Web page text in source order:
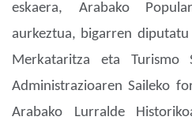
eskaera, Arabako
aurkeztua, bigarren
Merkataritza eta Turismo
Administrazioaren Saileko
Arabako Lurralde